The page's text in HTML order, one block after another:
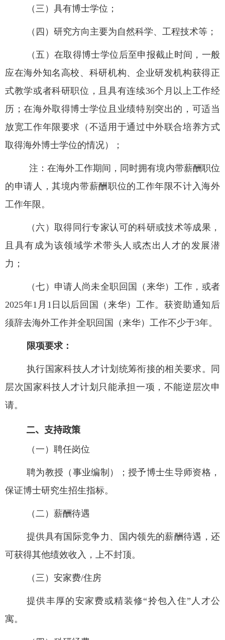
（三）具有博士学位；
（四）研究方向主要为自然科学、工程技术等；
（五）在取得博士学位后至申报截止时间，一般
应在海外知名高校、科研机构、企业研发机构获得正
式教学或者科研职位，且具有连续36个月以上工作经
历；在海外取得博士学位且业绩特别突出的，可适当
放宽工作年限要求（不适用于通过中外联合培养方式
取得海外博士学位的情况）；
注：在海外工作期间，同时拥有境内带薪酬职位
的申请人，其境内带薪酬职位的工作年限不计入海外
工作年限。
（六）取得同行专家认可的科研或技术等成果，
且具有成为该领域学术带头人或杰出人才的发展潜
力；
（七）申请人尚未全职回国（来华）工作，或者
2025年1 月 1 日以后回国（来华）工作。获资助通知后
须辞去海外工作并全职回国（来华）工作不少于3年。
限项要求：
执行国家科技人才计划统筹衔接的相关要求。同
层次国家科技人才计划只能承担一项，不能逆层次申
请。
二、支持政策
（一）聘任岗位
聘为教授（事业编制）；授予博士生导师资格，
保证博士研究生招生指标。
（二）薪酬待遇
提供具有国际竞争力、国内领先的薪酬待遇，还
可获得其他绩效收入，上不封顶。
（三）安家费/住房
提供丰厚的安家费或精装修“拎包入住”人才公
寓。